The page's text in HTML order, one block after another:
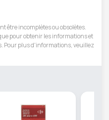
être incomplètes ou obsolètes.
pour obtenir les informations et
Pour plus d'informations, veuillez